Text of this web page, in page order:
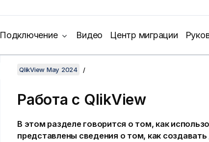
Подключение Видео Центр миграции
QlikView May 2024
Работа с QlikView
В этом разделе говорится о том, как
представлены сведения о том, как